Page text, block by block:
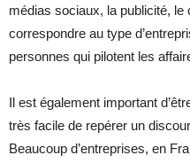
médias sociaux, la publicité, le
correspondre au type
personnes qui pilotent les
Il est également important
très facile de repérer un
Beaucoup d’entreprises, en